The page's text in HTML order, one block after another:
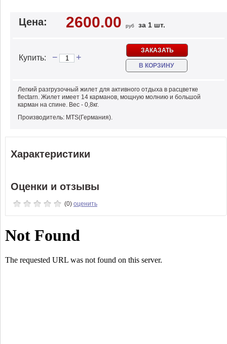
Цена: 2600.00 руб за 1 шт.
Купить: − +
ЗАКАЗАТЬ
В КОРЗИНУ
Легкий разгрузочный жилет для активного отдыха в расцветке
flectarn. Жилет имеет 14 карманов, мощную молнию и большой
карман на спине. Вес - 0,8кг.
Производитель: MTS(Германия).
Характеристики
Оценки и отзывы
(0) оценить